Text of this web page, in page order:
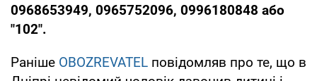
0968653949, 0965752096, 0996180848 або
"102".
Раніше OBOZREVATEL повідомляв про те, що в